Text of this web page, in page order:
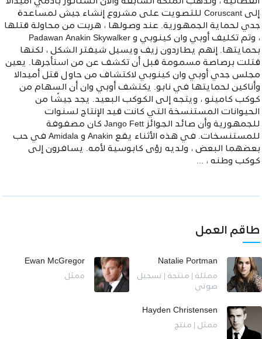
إلى Coruscant للتصويت على مشروع إنشاء جيش لمساعدة
جدي لحماية الجمهورية. عند وصولها ، هربت من محاولة قتلها
، وتم تكليف أوبي وان كينوبي و Padawan Anakin Skywalker
بحمايتها. إنهم يطاردون زيف ويسيل شيفتر الشكل ، لكنها
قتلت برصاصة مسمومة قبل أن تكشف عن من استأجرها. يعين
مجلس جدي أوبي وان كينوبي لاكتشاف من حاول قتل أميدالا
وأناكين لحمايتها في نابو. يكتشف أوبي وان أن السهام من
كوكب كامينو ، ويتجه إلى الكوكب البعيد. يجد جيشًا من
الحيوانات المستنسخة التي كانت قيد الإنتاج لسنوات
للجمهورية وأن صائد الجوائز Jango Fett كان مصفوفة
للمستنسخات. في هذه الأثناء يقع Anakin و Amidala في حب
بعضهما البعض ، ولديه رؤى كابوسية لأمه. يسافرون إلى
كوكب وطنه ، ...
طاقم العمل
Natalie Portman
ممثلة | منتجة | تسجيل
صوتي
Ewan McGregor
ممثل
Hayden Christensen
ممثل | منتج